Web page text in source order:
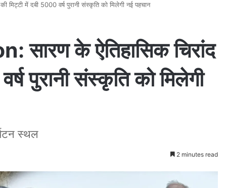
में दबी 5000 वर्ष पुरानी संस्कृति को मिलेगी नई पहचान
के ऐतिहासिक चिरांद
पुरानी संस्कृति को मिलेगी
स्थल
2 minutes read